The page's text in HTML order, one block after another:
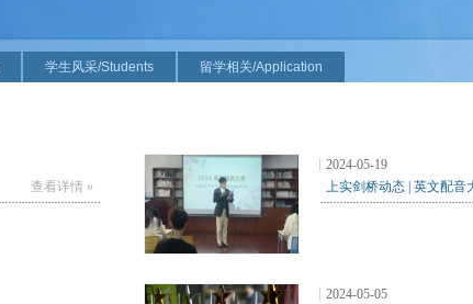
学生风采/Students 留学相关/Application
查看详情 »
2024-05-19
上实剑桥动态 | 英文配音
2024-05-05